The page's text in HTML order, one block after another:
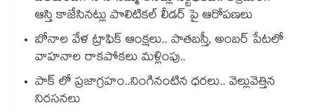
ఆస్తి కాజేసినట్లు పొలిటికల్ లీడర్ పై ఆరోపణలు
బోనాల వేళ ట్రాఫిక్ ఆంక్షలు.. పాతబస్తీ, అంబర్ పేటలో
వాహనాల రాకపోకలు మళ్లింపు..
పాక్ లో ప్రజాగ్రహం..నింగినంటిన ధరలు.. వెల్లువెత్తిన
నిరసనలు